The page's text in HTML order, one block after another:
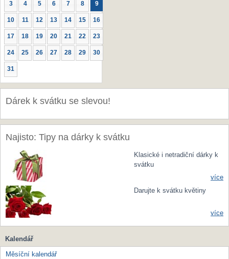
3 4 5 6 7 8 9
10 11 12 13 14 15 16
17 18 19 20 21 22 23
24 25 26 27 28 29 30
31
Dárek k svátku se slevou!
Najisto: Tipy na dárky k svátku
Klasické i netradiční dárky k
svátku
více
Darujte k svátku květiny
více
Kalendář
Měsíční kalendář